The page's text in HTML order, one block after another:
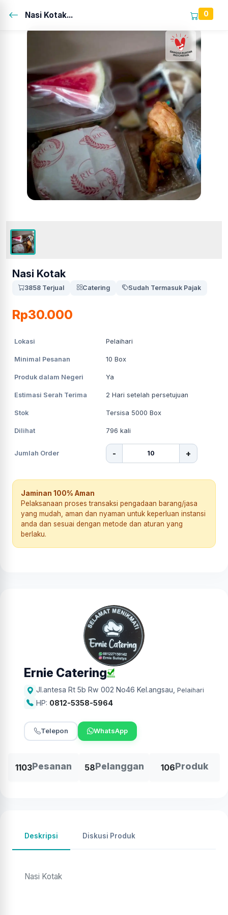
Nasi Kotak... 0
Nasi Kotak
3858 Terjual Catering Sudah Termasuk Pajak
Rp30.000
Lokasi Pelaihari
Minimal Pesanan 10 Box
Produk dalam Negeri Ya
Estimasi Serah Terima 2 Hari setelah persetujuan
Stok Tersisa 5000 Box
Dilihat 796 kali
Jumlah Order - +
Jaminan 100% Aman
Pelaksanaan proses transaksi pengadaan barang/jasa
yang mudah, aman dan nyaman untuk keperluan instansi
anda dan sesuai dengan metode dan aturan yang
berlaku.
Ernie Catering
Jl.antesa Rt 5b Rw 002 No46 Kel.angsau Pelaihari
HP: 0812-5358-5964
Telepon WhatsApp
1103Pesanan 58Pelanggan 106Produk
Deskripsi Diskusi Produk
Nasi Kotak